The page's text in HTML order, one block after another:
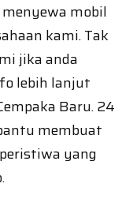
mobil
kami. Tak
jika anda
lebih lanjut
Baru. 24
membuat
yang